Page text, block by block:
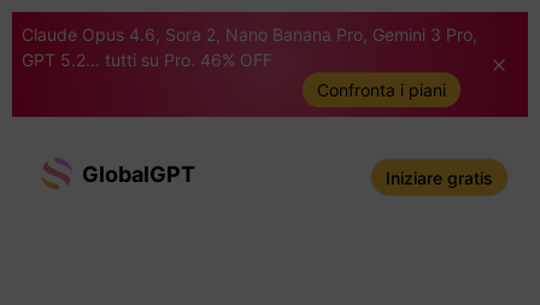
Claude Opus 4.6, Sora 2, Nano Banana Pro, Gemini 3 Pro,
GPT 5.2... tutti su Pro. 46% OFF
Confronta i piani
GlobalGPT Iniziare gratis